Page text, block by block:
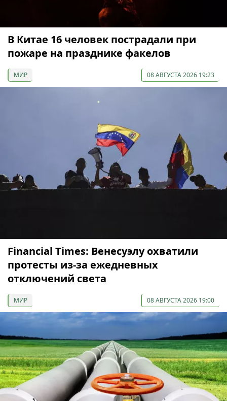
В Китае 16 человек пострадали при
пожаре на празднике факелов
МИР 08 АВГУСТА 2026 19:23
Financial Times: Венесуэлу охватили
протесты из-за ежедневных
отключений света
МИР 08 АВГУСТА 2026 19:00